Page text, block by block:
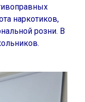
наркотиков,
розни. В